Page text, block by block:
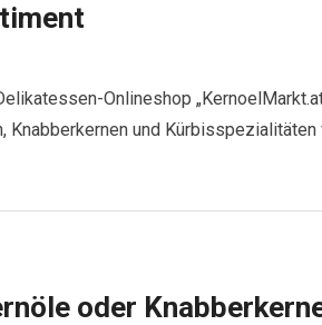
Onlineshop
und Kürbisspezialitäten
oder